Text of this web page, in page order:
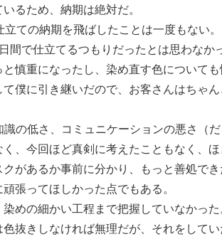
るため、納期は絶対だ。
ての納期を飛ばしたことは一度もない。
で仕立てるつもりだったとは思わなかっ
慎重になったし、染め直す色についても
僕に引き継いだので、お客さんはちゃ
の低さ、コミュニケーションの悪さ（
、今回ほど真剣に考えたこともなく、
があるか事前に分かり、もっと善処でき
張ってほしかった点でもある。
めの細かい工程まで把握していなかった
抜きしなければ無理だが、それをして